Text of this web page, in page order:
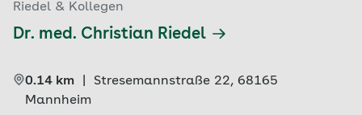
Riedel & Kollegen
Dr. med. Christian Riedel
0.14 km Stresemannstraße 22, 68165
Mannheim